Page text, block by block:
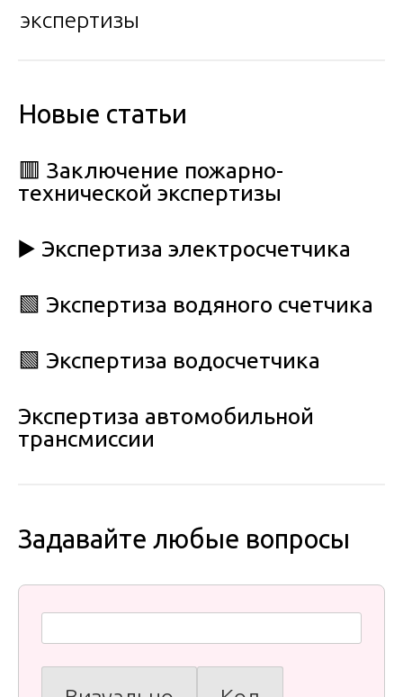
экспертизы
Новые статьи
🟥 Заключение пожарно-
технической экспертизы
▶️ Экспертиза электросчетчика
🟩 Экспертиза водяного счетчика
🟩 Экспертиза водосчетчика
Экспертиза автомобильной
трансмиссии
Задавайте любые вопросы